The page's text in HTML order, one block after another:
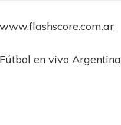
www.flashscore.com.ar
Fútbol en vivo Argentina